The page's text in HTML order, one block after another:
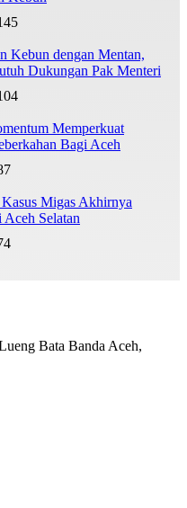
Kebun dengan Mentan,
Dukungan Pak Menteri
Memperkuat
Bagi Aceh
Migas Akhirnya
Selatan
Bata Banda Aceh,